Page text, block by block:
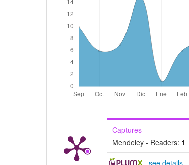
Captures
Mendeley - Readers: 1
- see details